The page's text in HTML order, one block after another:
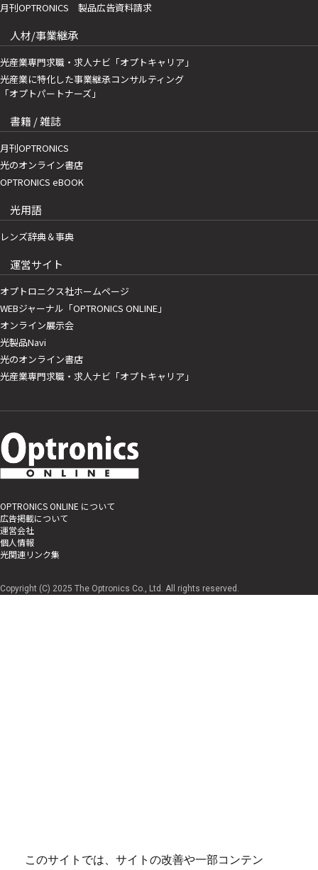
このサイトでは、サイトの改善や一部コンテン
月刊OPTRONICS 製品広告資料請求
人材/事業継承
光産業専門求職・求人ナビ「オプトキャリア」
光産業に特化した事業継承コンサルティング
「オプトパートナーズ」
書籍 / 雑誌
月刊OPTRONICS
光のオンライン書店
OPTRONICS eBOOK
光用語
レンズ辞典＆事典
運営サイト
オプトロニクス社ホームページ
WEBジャーナル「OPTRONICS ONLINE」
オンライン展示会
光製品Navi
光のオンライン書店
光産業専門求職・求人ナビ「オプトキャリア」
OPTRONICS ONLINE について
広告掲載について
運営会社
個人情報
光関連リンク集
Copyright (C) 2025 The Optronics Co., Ltd. All rights reserved.